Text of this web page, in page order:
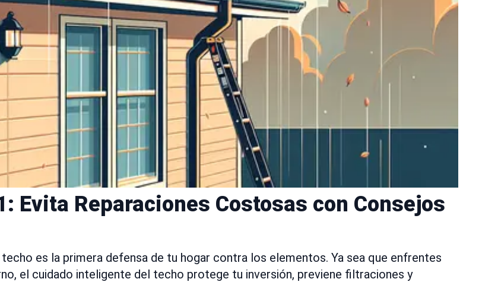
Evita Reparaciones Costosas con Consejos
es la primera defensa de tu hogar contra los elementos. Ya sea que enfrentes
el cuidado inteligente del techo protege tu inversión, previene filtraciones y